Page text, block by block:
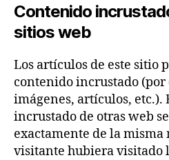
Contenido
sitios web
Los artículos de este sitio
contenido incrustado (por
imágenes, artículos, etc.).
incrustado de otras web
exactamente de la misma
visitante hubiera visitado